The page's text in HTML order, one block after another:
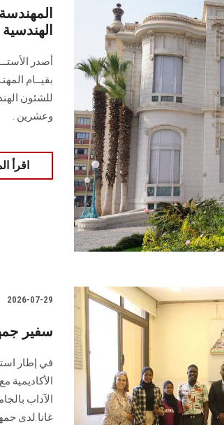
الهندسية
أصدر
بقيــام
للشئون
وعشرين .
اقرأ
2026-07-29
سفير
في إطار
الأكاديمية
الآداب
غانا لدى